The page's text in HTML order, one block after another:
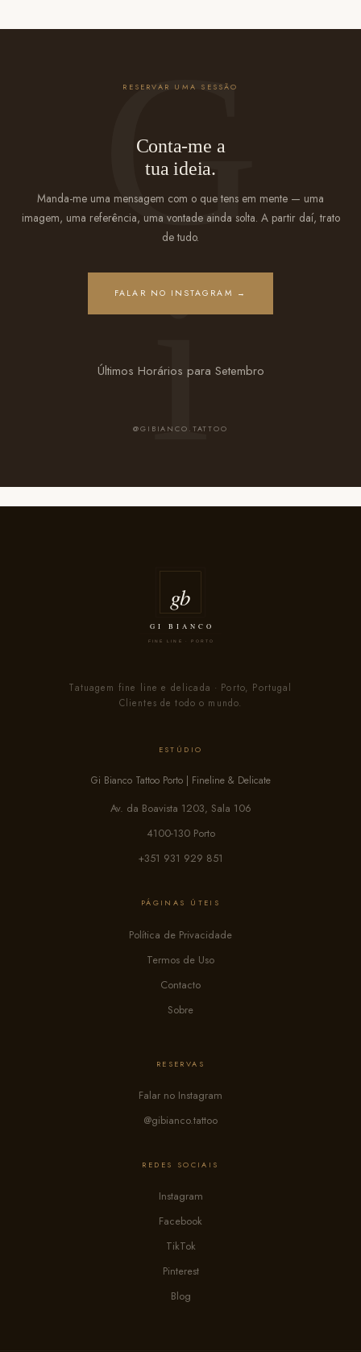
RESERVAR UMA SESSÃO
Conta-me a
tua ideia.
Manda-me uma mensagem com o que tens em mente — uma
imagem, uma referência, uma vontade ainda solta. A partir daí, trato
de tudo.
FALAR NO INSTAGRAM →
Últimos Horários para Setembro
@GIBIANCO.TATTOO
Tatuagem fine line e delicada · Porto, Portugal
Clientes de todo o mundo.
ESTÚDIO
Gi Bianco Tattoo Porto | Fineline & Delicate
Av. da Boavista 1203, Sala 106
4100-130 Porto
+351 931 929 851
PÁGINAS ÚTEIS
Política de Privacidade
Termos de Uso
Contacto
Sobre
RESERVAS
Falar no Instagram
@gibianco.tattoo
REDES SOCIAIS
Instagram
Facebook
TikTok
Pinterest
Blog